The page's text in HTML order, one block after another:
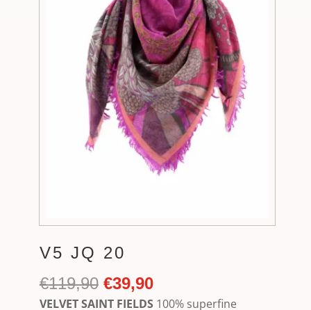
V5 JQ 20
€119,90 Ursprünglicher
Preis
€39,90Aktueller
Preis
VELVET SAINT FIELDS 100% superfine